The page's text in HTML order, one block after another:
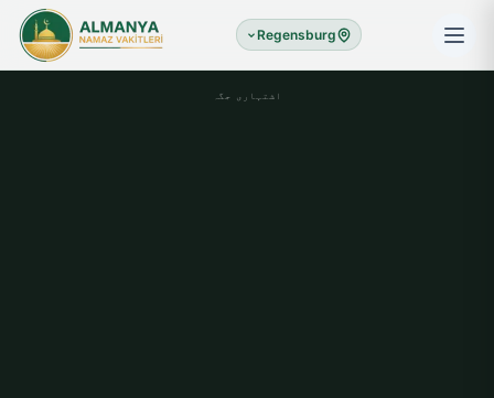
Regensburg
اشتہاری جگہ